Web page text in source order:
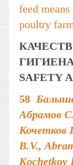
feed
poultry
SAFETY
58
Абрамов
Кочетков
B.V.,
Kochetkov